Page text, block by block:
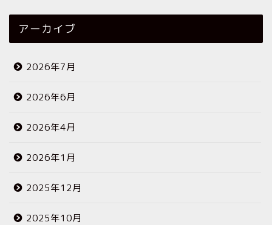
アーカイブ
2026年7月
2026年6月
2026年4月
2026年1月
2025年12月
2025年10月